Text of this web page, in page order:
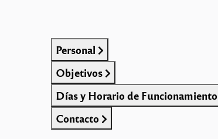
Personal
Objetivos
Días y Horario de Funcionamiento
Contacto